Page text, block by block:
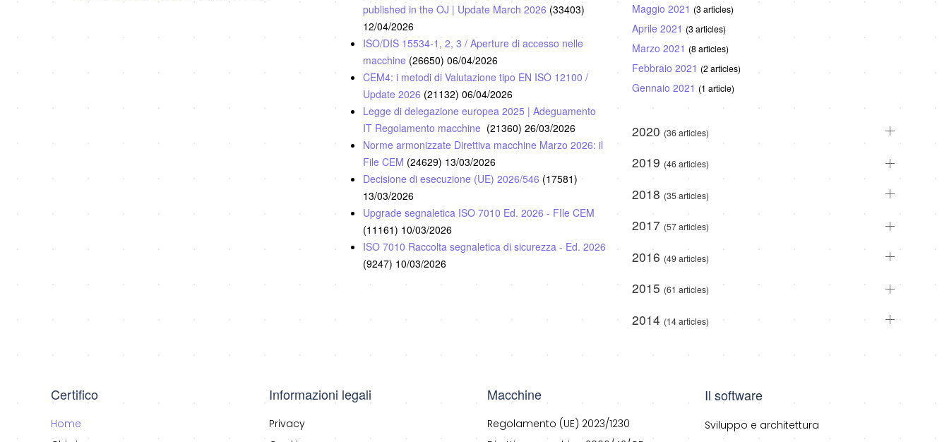
published in the OJ | Update March 2026 (33403)
12/04/2026
ISO/DIS 15534-1, 2, 3 / Aperture di accesso nelle
macchine (26650) 06/04/2026
CEM4: i metodi di Valutazione tipo EN ISO 12100 /
Update 2026 (21132) 06/04/2026
Legge di delegazione europea 2025 | Adeguamento
IT Regolamento macchine (21360) 26/03/2026
Norme armonizzate Direttiva macchine Marzo 2026: il
File CEM (24629) 13/03/2026
Decisione di esecuzione (UE) 2026/546 (17581)
13/03/2026
Upgrade segnaletica ISO 7010 Ed. 2026 - FIle CEM
(11161) 10/03/2026
ISO 7010 Raccolta segnaletica di sicurezza - Ed. 2026
(9247) 10/03/2026
Maggio 2021 (3 articles)
Aprile 2021 (3 articles)
Marzo 2021 (8 articles)
Febbraio 2021 (2 articles)
Gennaio 2021 (1 article)
2020 (36 articles)
2019 (46 articles)
2018 (35 articles)
2017 (57 articles)
2016 (49 articles)
2015 (61 articles)
2014 (14 articles)
Certifico
Home
Informazioni legali
Privacy
Macchine
Regolamento (UE) 2023/1230
Il software
Sviluppo e architettura